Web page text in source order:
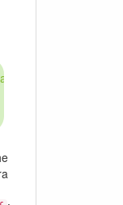
ubuntu/